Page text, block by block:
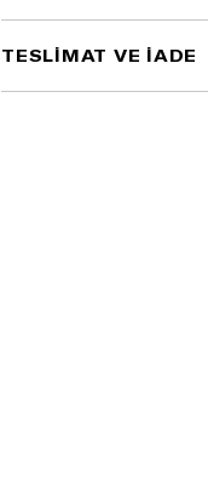
TESLİMAT VE İADE